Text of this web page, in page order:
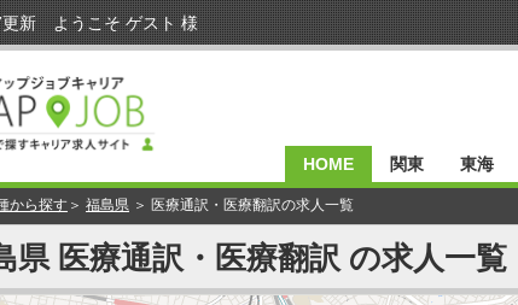
HOME 関東 東海
から探す ＞ 福島県 ＞ 医療通訳・医療翻訳の求人一覧
県 医療通訳・医療翻訳 の求人一覧